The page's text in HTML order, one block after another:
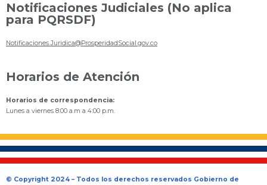
Notificaciones Judiciales (No aplica
para PQRSDF)
Notificaciones.Juridica@ProsperidadSocial.gov.co
Horarios de Atención
Horarios de correspondencia:
Lunes a viernes 8:00 a.m a 4:00 p.m.
© Copyright 2024 – Todos los derechos reservados Gobierno de